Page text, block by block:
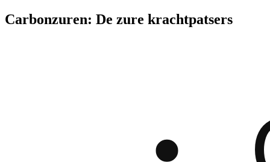
Carbonzuren: De zure krachtpatsers